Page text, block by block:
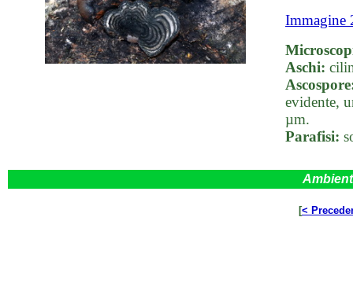
Immagine
Aschi:
evidente,
µm.
Parafisi:
[<